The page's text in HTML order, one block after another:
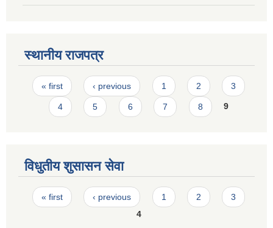
स्थानीय राजपत्र
Pages
« first ‹ previous 1 2 3
4 5 6 7 8 9
विधुतीय शुसासन सेवा
Pages
« first ‹ previous 1 2
3
4